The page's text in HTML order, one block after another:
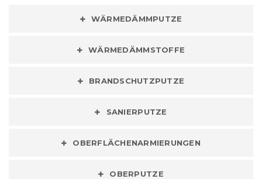
WÄRMEDÄMMPUTZE
WÄRMEDÄMMSTOFFE
BRANDSCHUTZPUTZE
SANIERPUTZE
OBERFLÄCHENARMIERUNGEN
OBERPUTZE